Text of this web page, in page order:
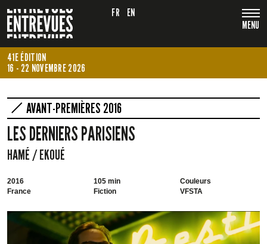
MENU
FR EN
41E ÉDITION
16 - 22 NOVEMBRE 2026
AVANT-PREMIÈRES 2016
LES DERNIERS PARISIENS
HAMÉ / EKOUÉ
2016
France
105 min
Fiction
Couleurs
VFSTA